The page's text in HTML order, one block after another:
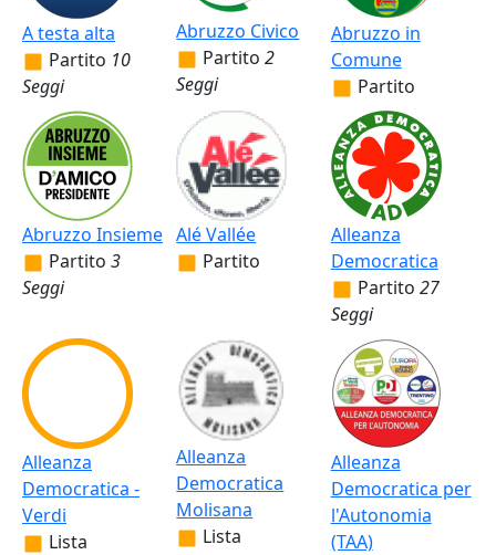
A testa alta
Partito 10
Seggi
Abruzzo Civico
Partito 2
Seggi
Abruzzo in
Comune
Partito
Abruzzo Insieme
Partito 3
Seggi
Alé Vallée
Partito
Alleanza
Democratica
Partito 27
Seggi
Alleanza
Democratica -
Verdi
Lista
Alleanza
Democratica
Molisana
Lista
Alleanza
Democratica per
l'Autonomia
(TAA)